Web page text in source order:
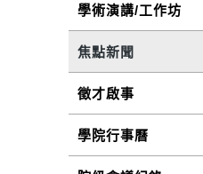
學術演講/工作坊
焦點新聞
徵才啟事
學院行事曆